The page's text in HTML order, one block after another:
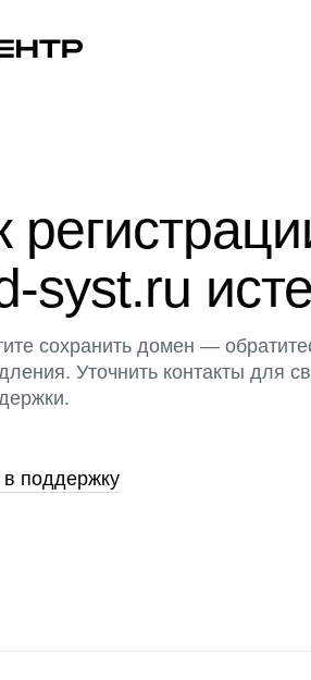
syst.ru
сохранить домен —
Уточнить контакты для
поддержку